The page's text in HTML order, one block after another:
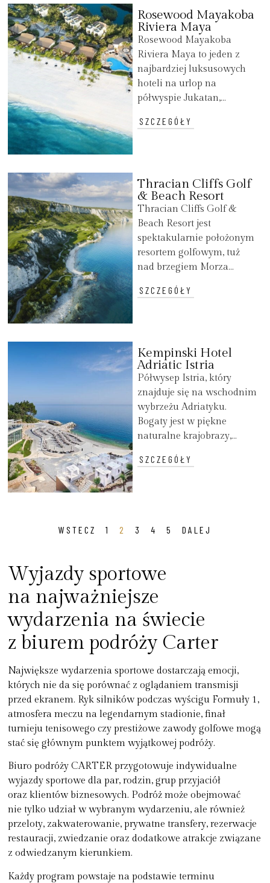
Rosewood Mayakoba
Riviera Maya
Rosewood Mayakoba
Riviera Maya to jeden z
najbardziej luksusowych
hoteli na urlop na
półwyspie Jukatan,...
SZCZEGÓŁY
Thracian Cliffs Golf
& Beach Resort
Thracian Cliffs Golf &
Beach Resort jest
spektakularnie położonym
resortem golfowym, tuż
nad brzegiem Morza...
SZCZEGÓŁY
Kempinski Hotel
Adriatic Istria
Półwysep Istria, który
znajduje się na wschodnim
wybrzeżu Adriatyku.
Bogaty jest w piękne
naturalne krajobrazy,...
SZCZEGÓŁY
WSTECZ 1 2 3 4 5 DALEJ
Wyjazdy sportowe
na najważniejsze
wydarzenia na świecie
z biurem podróży Carter
Największe wydarzenia sportowe dostarczają emocji,
których nie da się porównać z oglądaniem transmisji
przed ekranem. Ryk silników podczas wyścigu Formuły 1,
atmosfera meczu na legendarnym stadionie, finał
turnieju tenisowego czy prestiżowe zawody golfowe mogą
stać się głównym punktem wyjątkowej podróży.
Biuro podróży CARTER przygotowuje indywidualne
wyjazdy sportowe dla par, rodzin, grup przyjaciół
oraz klientów biznesowych. Podróż może obejmować
nie tylko udział w wybranym wydarzeniu, ale również
przeloty, zakwaterowanie, prywatne transfery, rezerwacje
restauracji, zwiedzanie oraz dodatkowe atrakcje związane
z odwiedzanym kierunkiem.
Każdy program powstaje na podstawie terminu